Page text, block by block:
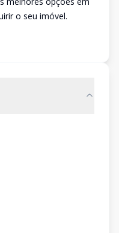
o seu imóvel.